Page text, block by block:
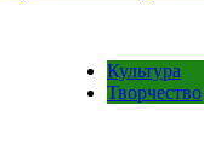
Культура
Творчество